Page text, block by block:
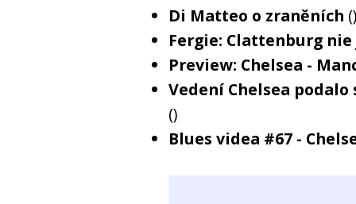
Di Matteo o zraněních ()
Fergie: Clattenburg
Preview: Chelsea -
Vedení Chelsea
()
Blues videa #67 -